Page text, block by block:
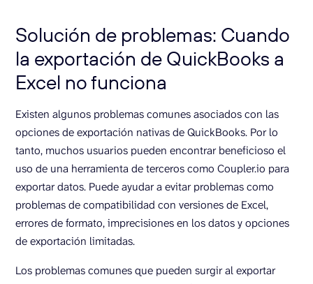
Solución de problemas: Cuando
la exportación de QuickBooks a
Excel no funciona
Existen algunos problemas comunes asociados con las
opciones de exportación nativas de QuickBooks. Por lo
tanto, muchos usuarios pueden encontrar beneficioso el
uso de una herramienta de terceros como Coupler.io para
exportar datos. Puede ayudar a evitar problemas como
problemas de compatibilidad con versiones de Excel,
errores de formato, imprecisiones en los datos y opciones
de exportación limitadas.
Los problemas comunes que pueden surgir al exportar